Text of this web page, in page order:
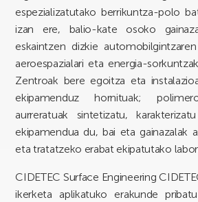
espezializatutako berrikuntza-polo
izan ere, balio-kate osoko
eskaintzen dizkie
aeroespazialari eta energia-
Zentroak bere egoitza eta
ekipamenduz hornituak;
aurreratuak sintetizatu,
ekipamendua du, bai eta gainazalak
eta tratatzeko erabat ekipatutako
CIDETEC Surface Engineering
ikerketa aplikatuko erakunde